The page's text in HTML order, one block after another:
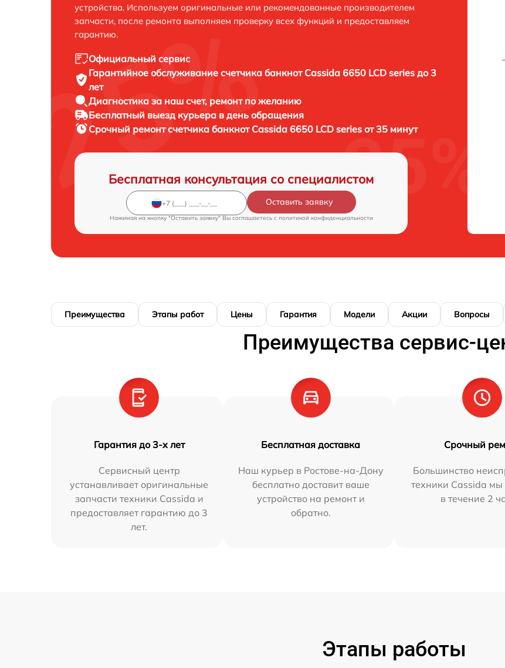
устройства. Используем оригинальные или рекомендованные производителем
запчасти, после ремонта выполняем проверку всех функций и предоставляем
гарантию.
Официальный сервис
Гарантийное обслуживание счетчика банкнот Cassida 6650 LCD series до 3
лет
Диагностика за наш счет, ремонт по желанию
Бесплатный выезд курьера в день обращения
Срочный ремонтсчетчика банкнот Cassida 6650 LCD series от 35 минут
Бесплатная консультация со специалистом
Оставить заявку
Нажимая на кнопку "Оставить заявку" Вы соглашаетесь c политикой конфиденциальности
Преимущества Этапы работ Цены Гарантия Модели Акции Вопросы
Преимущества сервис-
Гарантия до 3-х лет
Сервисный центр
устанавливает оригинальные
запчасти техники Cassida и
предоставляет гарантию до 3
лет.
Бесплатная доставка
Наш курьер в Ростове-на-Дону
бесплатно доставит ваше
устройство на ремонт и
обратно.
Срочный
Большинство
техники Cassida мы
в течение 2
Этапы работы